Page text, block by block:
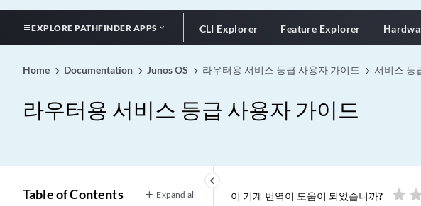
EXPLORE PATHFINDER APPS CLI Explorer Feature Explorer
Home Documentation Junos OS 라우터용 서비스 등급 사용자 가이드 서비스 등
라우터용 서비스 등급 사용자 가이드
keyboard_arrow_left
Table of Contents Expand all 이 기계 번역이 도움이 되었습니까? star